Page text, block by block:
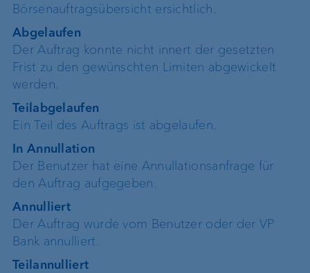
Börsenauftragsübersicht ersichtlich.
Abgelaufen
Der Auftrag konnte nicht innert der gesetzten
Frist zu den gewünschten Limiten abgewickelt
werden.
Teilabgelaufen
Ein Teil des Auftrags ist abgelaufen.
In Annullation
Der Benutzer hat eine Annullationsanfrage für
den Auftrag aufgegeben.
Annulliert
Der Auftrag wurde vom Benutzer oder der VP
Bank annulliert.
Teilannulliert